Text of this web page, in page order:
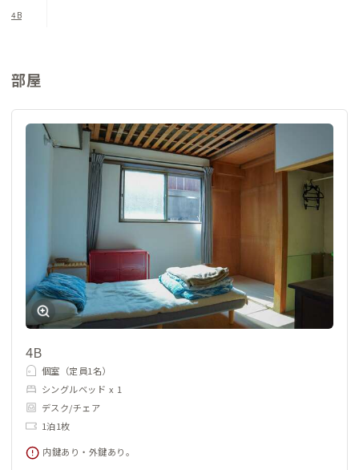
4B
部屋
4B
個室（定員1名）
シングルベッド x 1
デスク/チェア
1泊1枚
内鍵あり・外鍵あり。